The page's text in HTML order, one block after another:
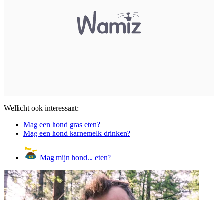
Wellicht ook interessant:
Mag een hond gras eten?
Mag een hond karnemelk drinken?
Mag mijn hond... eten?